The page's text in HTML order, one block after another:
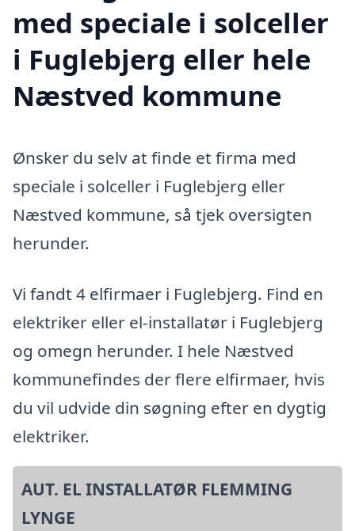
med speciale i solceller
i Fuglebjerg eller hele
Næstved kommune
Ønsker du selv at finde et firma med
speciale i solceller i Fuglebjerg eller
Næstved kommune, så tjek oversigten
herunder.
Vi fandt 4 elfirmaer i Fuglebjerg. Find en
elektriker eller el-installatør i Fuglebjerg
og omegn herunder. I hele Næstved
kommunefindes der flere elfirmaer, hvis
du vil udvide din søgning efter en dygtig
elektriker.
AUT. EL INSTALLATØR FLEMMING
LYNGE